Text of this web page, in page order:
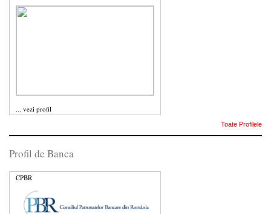
... vezi profil
Toate Profilele
Profil de Banca
CPBR